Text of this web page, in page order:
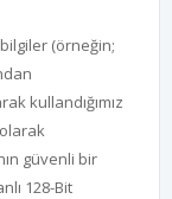
(örneğin;
kullandığımız
güvenli bir
128-Bit